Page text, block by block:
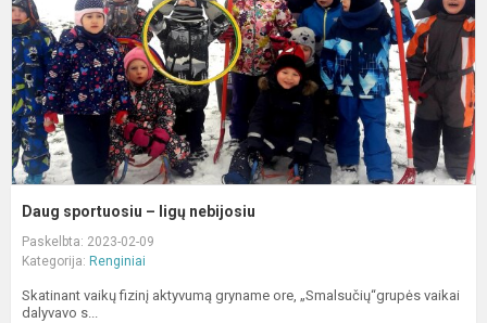
Daug sportuosiu – ligų nebijosiu
Paskelbta: 2023-02-09
Kategorija: Renginiai
Skatinant vaikų fizinį aktyvumą gryname ore, „Smalsučių“grupės vaikai
dalyvavo s...